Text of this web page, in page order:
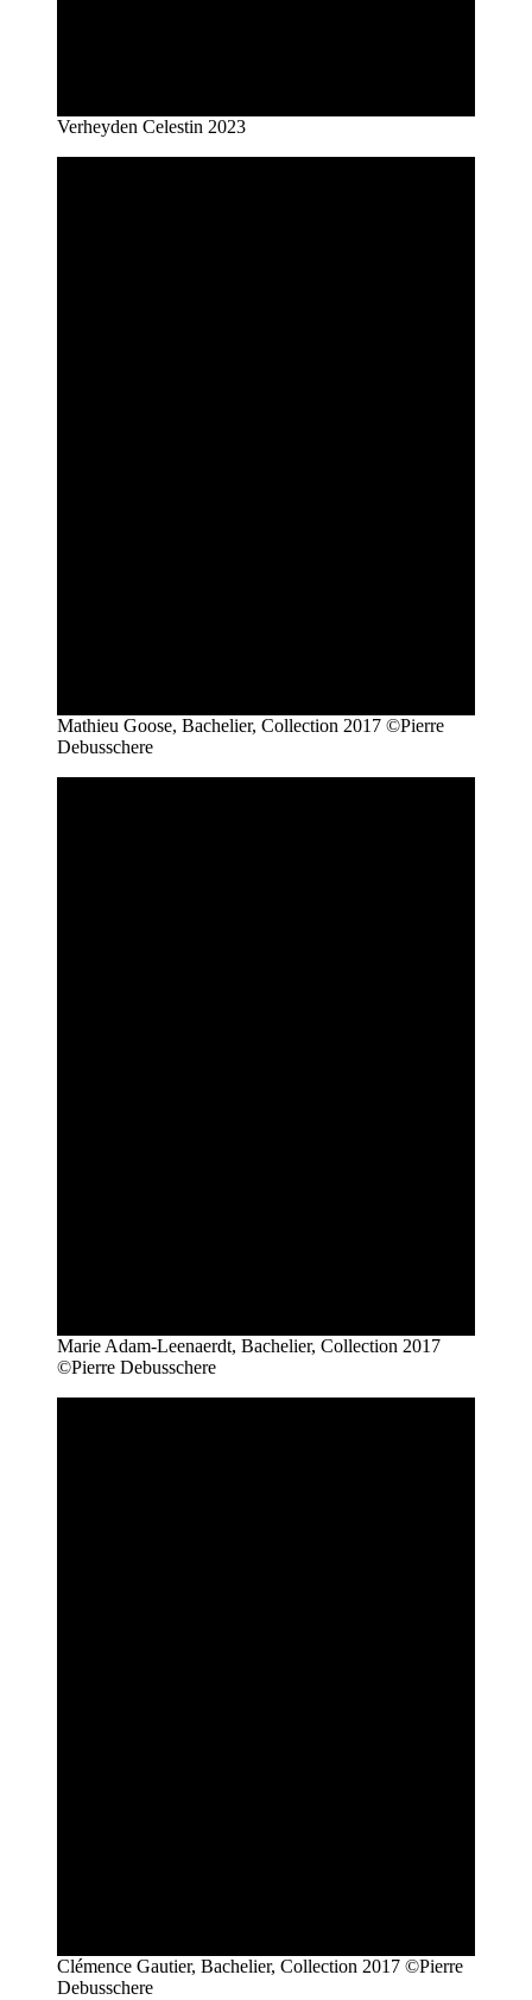
Verheyden Celestin 2023
Mathieu Goose, Bachelier, Collection 2017 ©Pierre
Debusschere
Marie Adam-Leenaerdt, Bachelier, Collection 2017
©Pierre Debusschere
Clémence Gautier, Bachelier, Collection 2017 ©Pierre
Debusschere